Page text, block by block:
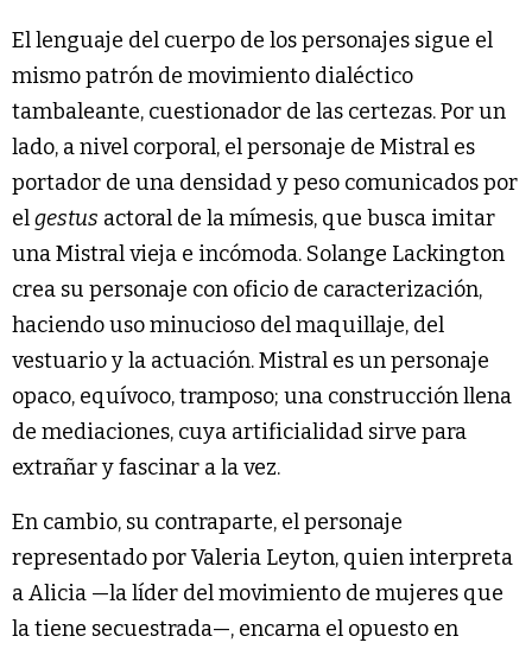
El lenguaje del cuerpo de los personajes sigue el
mismo patrón de movimiento dialéctico
tambaleante, cuestionador de las certezas. Por un
lado, a nivel corporal, el personaje de Mistral es
portador de una densidad y peso comunicados por
elgestus actoral de la mímesis, que busca imitar
una Mistral vieja e incómoda. Solange Lackington
crea su personaje con oficio de caracterización,
haciendo uso minucioso del maquillaje, del
vestuario y la actuación. Mistral es un personaje
opaco, equívoco, tramposo; una construcción llena
de mediaciones, cuya artificialidad sirve para
extrañar y fascinar a la vez.
En cambio, su contraparte, el personaje
representado por Valeria Leyton, quien interpreta
a Alicia —la líder del movimiento de mujeres que
la tiene secuestrada—, encarna el opuesto en